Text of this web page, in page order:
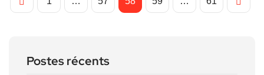
Postes récents